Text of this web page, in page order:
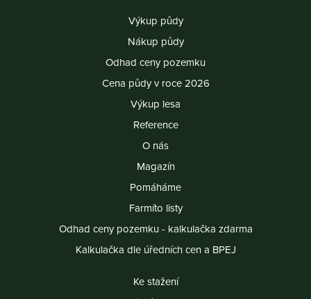
Výkup půdy
Nákup půdy
Odhad ceny pozemku
Cena půdy v roce 2026
Výkup lesa
Reference
O nás
Magazín
Pomáháme
Farmíto listy
Odhad ceny pozemku - kalkulačka zdarma
Kalkulačka dle úředních cen a BPEJ
Ke stažení